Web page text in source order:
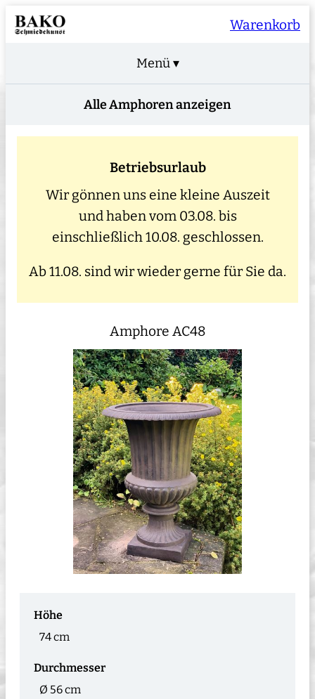
Warenkorb
Menü ▾
Alle Amphoren anzeigen
Betriebsurlaub
Wir gönnen uns eine kleine Auszeit
und haben vom 03.08. bis
einschließlich 10.08. geschlossen.
Ab 11.08. sind wir wieder gerne für Sie da.
Amphore AC48
Höhe
74 cm
Durchmesser
Ø 56 cm